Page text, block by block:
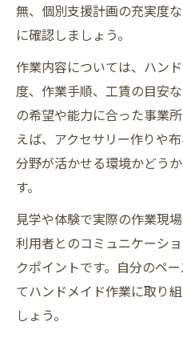
無、個別支援計画の充実度
に確認しましょう。
作業内容については、ハン
度、作業手順、工賃の目安
の希望や能力に合った事業
えば、アクセサリー作りや
分野が活かせる環境かどう
す。
見学や体験で実際の作業現
利用者とのコミュニケーシ
クポイントです。自分のペ
てハンドメイド作業に取り
しょう。